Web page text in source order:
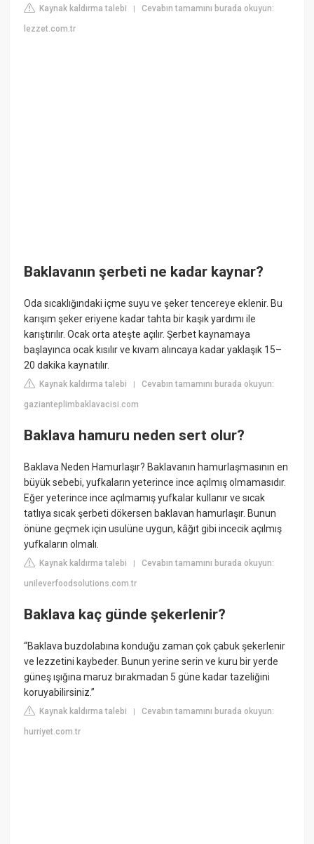
Kaynak kaldırma talebi |Cevabın tamamını burada okuyun:
lezzet.com.tr
Baklavanın şerbeti ne kadar kaynar?
Oda sıcaklığındaki içme suyu ve şeker tencereye eklenir. Bu
karışım şeker eriyene kadar tahta bir kaşık yardımı ile
karıştırılır. Ocak orta ateşte açılır. Şerbet kaynamaya
başlayınca ocak kısılır ve kıvam alıncaya kadar yaklaşık 15–
20 dakika kaynatılır.
Kaynak kaldırma talebi |Cevabın tamamını burada okuyun:
gazianteplimbaklavacisi.com
Baklava hamuru neden sert olur?
Baklava Neden Hamurlaşır? Baklavanın hamurlaşmasının en
büyük sebebi, yufkaların yeterince ince açılmış olmamasıdır.
Eğer yeterince ince açılmamış yufkalar kullanır ve sıcak
tatlıya sıcak şerbeti dökersen baklavan hamurlaşır. Bunun
önüne geçmek için usulüne uygun, kâğıt gibi incecik açılmış
yufkaların olmalı.
Kaynak kaldırma talebi |Cevabın tamamını burada okuyun:
unileverfoodsolutions.com.tr
Baklava kaç günde şekerlenir?
“Baklava buzdolabına konduğu zaman çok çabuk şekerlenir
ve lezzetini kaybeder. Bunun yerine serin ve kuru bir yerde
güneş ışığına maruz bırakmadan 5 güne kadar tazeliğini
koruyabilirsiniz.”
Kaynak kaldırma talebi |Cevabın tamamını burada okuyun:
hurriyet.com.tr